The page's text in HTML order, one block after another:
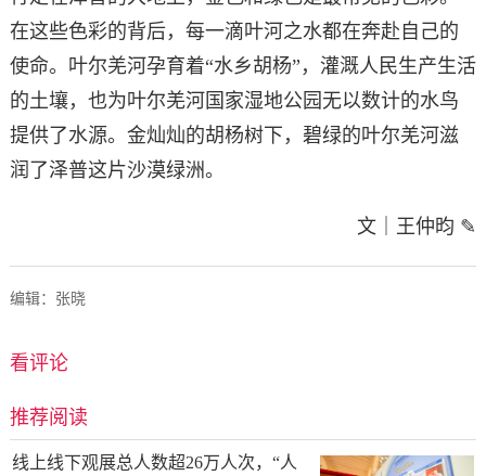
在这些色彩的背后，每一滴叶河之水都在奔赴自己的
使命。叶尔羌河孕育着“水乡胡杨”，灌溉人民生产生活
的土壤，也为叶尔羌河国家湿地公园无以数计的水鸟
提供了水源。金灿灿的胡杨树下，碧绿的叶尔羌河滋
润了泽普这片沙漠绿洲。
文｜王仲昀 ✎
编辑：张晓
看评论
推荐阅读
线上线下观展总人数超26万人次，“人